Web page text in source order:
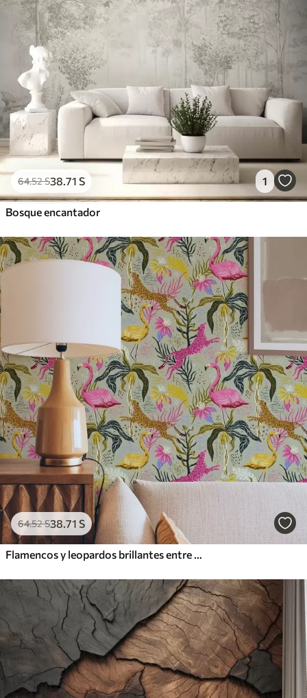
64.52S38.71 S 1
Bosque encantador
64.52S38.71 S
Flamencos y leopardos brillantes entre plantas tropicales